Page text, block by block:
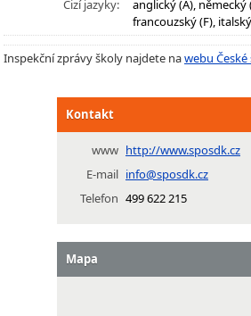
Cizí jazyky:
anglický (A), německý
francouzský (F),
Inspekční zprávy školy najdete nawebu
Kontakt
www http://www.sposdk.cz
E-mail info@sposdk.cz
Telefon 499 622 215
Mapa